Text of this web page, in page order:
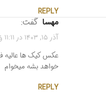
REPLY
مهسا گفت:
آذر ۱۵, ۱۴۰۳ در ۱۱:۱۱ ق.ظ
خواهد بشه میخوام
REPLY